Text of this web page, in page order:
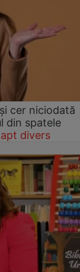
cer niciodată
din spatele
divers